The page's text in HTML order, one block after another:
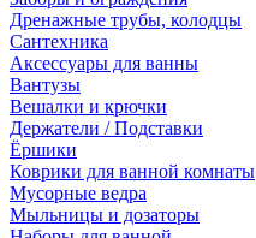
Дренажные трубы, колодцы
Сантехника
Аксессуары для ванны
Вантузы
Вешалки и крючки
Держатели / Подставки
Ёршики
Коврики для ванной комнаты
Мусорные ведра
Мыльницы и дозаторы